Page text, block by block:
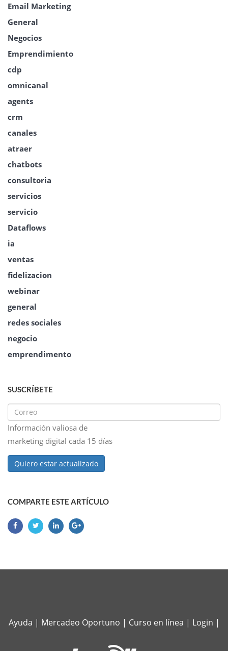
Email Marketing
General
Negocios
Emprendimiento
cdp
omnicanal
agents
crm
canales
atraer
chatbots
consultoria
servicios
servicio
Dataflows
ia
ventas
fidelizacion
webinar
general
redes sociales
negocio
emprendimento
SUSCRÍBETE
Información valiosa de
marketing digital cada 15 días
Quiero estar actualizado
COMPARTE ESTE ARTÍCULO
Ayuda | Mercadeo Oportuno | Curso en línea | Login |